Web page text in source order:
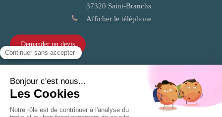
37320 Saint-Branchs
Afficher le téléphone
Demander un devis